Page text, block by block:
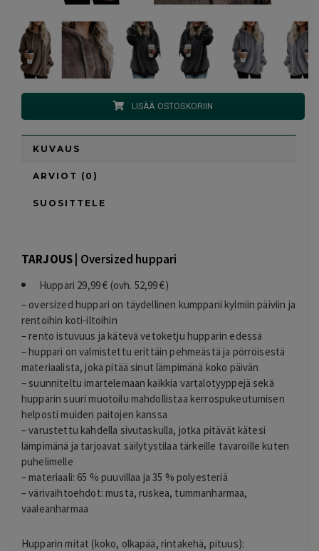
LISÄÄ OSTOSKORIIN
KUVAUS
ARVIOT (0)
SUOSITTELE
TARJOUS | Oversized huppari
Huppari 29,99 € (ovh. 52,99 €)
– oversized huppari on täydellinen kumppani kylmiin päiviin ja
rentoihin koti-iltoihin
– rento istuvuus ja kätevä vetoketju hupparin edessä
– huppari on valmistettu erittäin pehmeästä ja pörröisestä
materiaalista, joka pitää sinut lämpimänä koko päivän
– suunniteltu imartelemaan kaikkia vartalotyyppejä sekä
hupparin suuri muotoilu mahdollistaa kerrospukeutumisen
helposti muiden paitojen kanssa
– varustettu kahdella sivutaskulla, jotka pitävät kätesi
lämpimänä ja tarjoavat säilytystilaa tärkeille tavaroille kuten
puhelimelle
– materiaali: 65 % puuvillaa ja 35 % polyesteriä
– värivaihtoehdot: musta, ruskea, tummanharmaa,
vaaleanharmaa
Hupparin mitat (koko, olkapää, rintakehä, pituus):